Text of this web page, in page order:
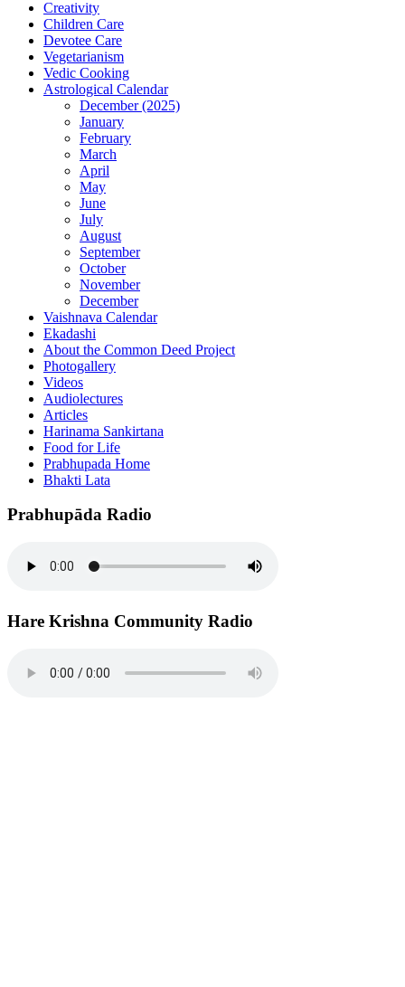
Creativity
Children Care
Devotee Care
Vegetarianism
Vedic Cooking
Astrological Calendar
December (2025)
January
February
March
April
May
June
July
August
September
October
November
December
Vaishnava Calendar
Ekadashi
About the Common Deed Project
Photogallery
Videos
Audiolectures
Articles
Harinama Sankirtana
Food for Life
Prabhupada Home
Bhakti Lata
Prabhupāda Radio
Hare Krishna Community Radio